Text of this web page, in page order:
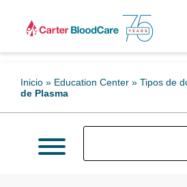
Inicio » Education Center » Tipos de
de Plasma